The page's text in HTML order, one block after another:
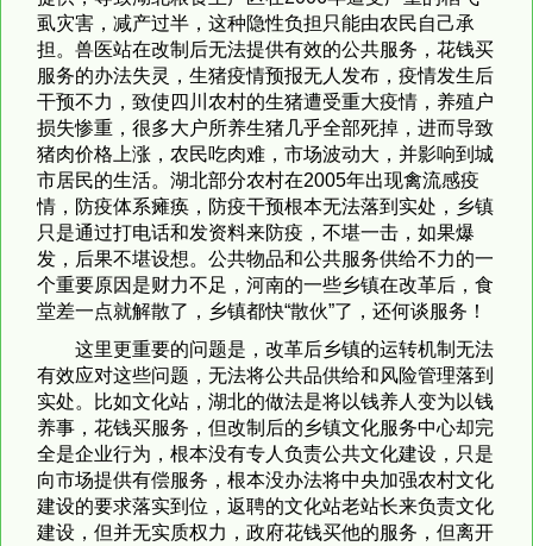
虱灾害，减产过半，这种隐性负担只能由农民自己承
担。兽医站在改制后无法提供有效的公共服务，花钱买
服务的办法失灵，生猪疫情预报无人发布，疫情发生后
干预不力，致使四川农村的生猪遭受重大疫情，养殖户
损失惨重，很多大户所养生猪几乎全部死掉，进而导致
猪肉价格上涨，农民吃肉难，市场波动大，并影响到城
市居民的生活。湖北部分农村在2005年出现禽流感疫
情，防疫体系瘫痪，防疫干预根本无法落到实处，乡镇
只是通过打电话和发资料来防疫，不堪一击，如果爆
发，后果不堪设想。公共物品和公共服务供给不力的一
个重要原因是财力不足，河南的一些乡镇在改革后，食
堂差一点就解散了，乡镇都快“散伙”了，还何谈服务！
这里更重要的问题是，改革后乡镇的运转机制无法
有效应对这些问题，无法将公共品供给和风险管理落到
实处。比如文化站，湖北的做法是将以钱养人变为以钱
养事，花钱买服务，但改制后的乡镇文化服务中心却完
全是企业行为，根本没有专人负责公共文化建设，只是
向市场提供有偿服务，根本没办法将中央加强农村文化
建设的要求落实到位，返聘的文化站老站长来负责文化
建设，但并无实质权力，政府花钱买他的服务，但离开